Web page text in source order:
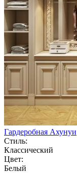
Гардеробная Ахунуи
Стиль:
Классический
Цвет:
Белый